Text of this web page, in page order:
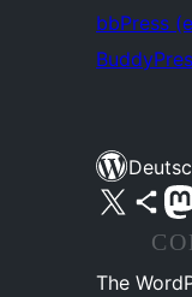
bbPress
Unser X-Konto (früher
Unser
The